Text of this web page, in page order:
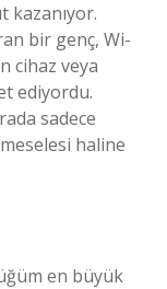
kazanıyor.
bir genç, Wi-
cihaz veya
ediyordu.
sadece
haline
en büyük